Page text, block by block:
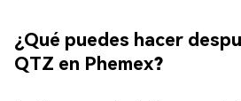
¿Qué puedes hacer
QTZ en Phemex?